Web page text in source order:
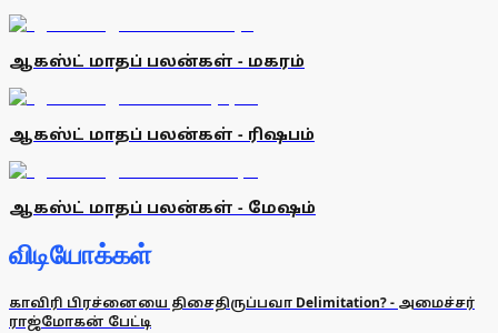
ஆகஸ்ட் மாதப் பலன்கள் - மகரம்
ஆகஸ்ட் மாதப் பலன்கள் - ரிஷபம்
ஆகஸ்ட் மாதப் பலன்கள் - மேஷம்
விடியோக்கள்
காவிரி பிரச்னையை திசைதிருப்பவா Delimitation? - அமைச்சர்
ராஜ்மோகன் பேட்டி